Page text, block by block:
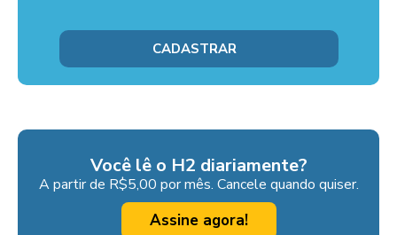
Você lê o H2 diariamente?
A partir de R$5,00 por mês. Cancele quando quiser.
Assine agora!